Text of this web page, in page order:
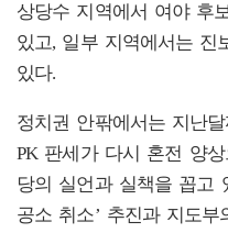
상당수 지역에서 여야 후
있고, 일부 지역에서는 진
있다.
정치권 안팎에서는 지난
PK 판세가 다시 혼전 양
당의 실언과 실책을 꼽고
공소 취소’ 추진과 지도